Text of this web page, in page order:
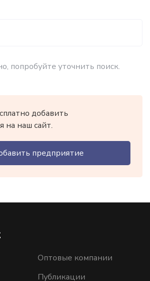
попробуйте уточнить поиск.
добавить
на наш сайт.
предприятие
Оптовые компании
Публикации